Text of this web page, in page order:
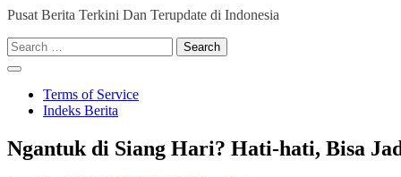
Pusat Berita Terkini Dan Terupdate di Indonesia
Search
for:
Terms of Service
Indeks Berita
Ngantuk di Siang Hari? Hati-hati, Bisa